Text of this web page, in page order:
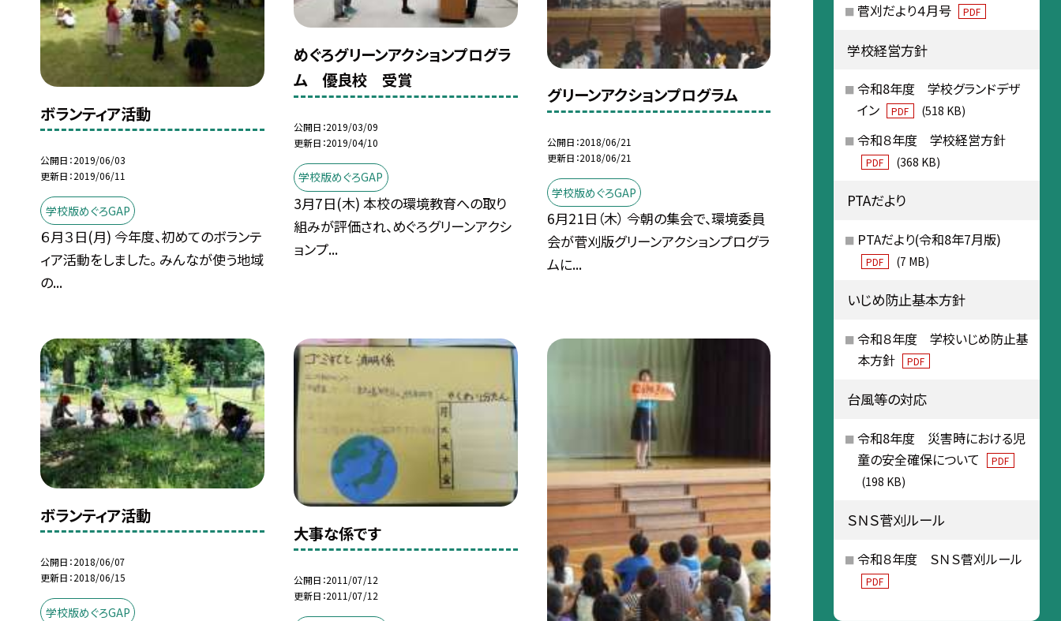
ボランティア活動
公開日 2019/06/03
更新日 2019/06/11
学校版めぐろGAP
６月３日(月) 今年度、初めてのボランテ
ィア活動をしました。 みんなが使う地域
の...
めぐろグリーンアクションプログラ
ム 優良校 受賞
公開日 2019/03/09
更新日 2019/04/10
学校版めぐろGAP
3月7日(木) 本校の環境教育への取り
組みが評価され、めぐろグリーンアクシ
ョンプ...
グリーンアクションプログラム
公開日 2018/06/21
更新日 2018/06/21
学校版めぐろGAP
6月21日（木） 今朝の集会で、環境委員
会が菅刈版グリーンアクションプログラ
ムに...
ボランティア活動
公開日 2018/06/07
更新日 2018/06/15
学校版めぐろGAP
大事な係です
公開日 2011/07/12
更新日 2011/07/12
菅刈だより４月号 PDF
学校経営方針
令和8年度 学校グランドデザ
イン
PDF (518 KB)
令和８年度 学校経営方針
PDF (368 KB)
PTAだより
PTAだより(令和8年7月版)
PDF (7 MB)
いじめ防止基本方針
令和８年度 学校いじめ防止基
本方針
PDF
台風等の対応
令和8年度 災害時における児
童の安全確保について
PDF
(198 KB)
ＳＮＳ菅刈ルール
令和８年度 ＳＮＳ菅刈ルール
PDF